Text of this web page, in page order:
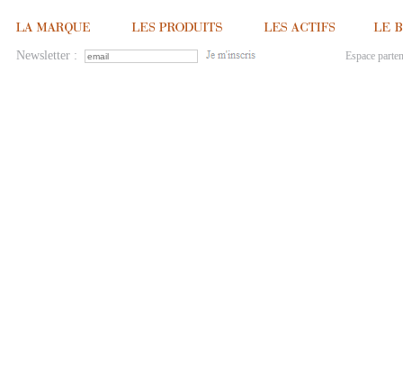
Newsletter : Espace